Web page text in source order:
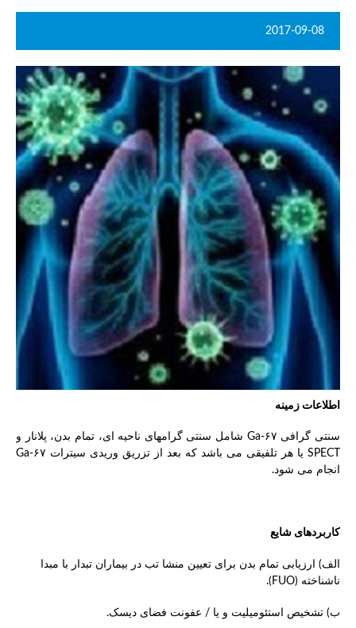
2017-09-08
اطلاعات زمینه
سنتی گرافی ۶۷-Ga شامل سنتی گرامهای ناحیه ای، تمام بدن، پلانار و
SPECT یا هر تلفیقی می باشد که بعد از تزریق وریدی سیترات ۶۷-Ga
انجام می شود.
کاربردهای شایع
الف) ارزیابی تمام بدن برای تعیین منشا تب در بیماران تبدار با مبدا
ناشناخته (FUO).
ب) تشخیص استئومیلیت و یا / عفونت فضای دیسک.